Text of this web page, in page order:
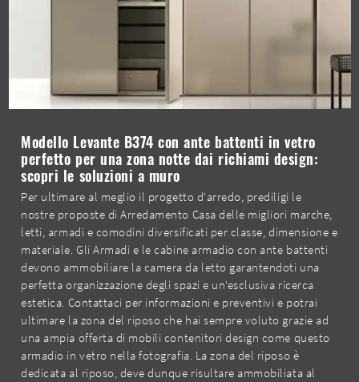
Modello Levante B374 con ante battenti in vetro
perfetto per una zona notte dai richiami design:
scopri le soluzioni a muro
Per ultimare al meglio il progetto d'arredo, prediligi le
nostre proposte di Arredamento Casa delle migliori marche,
letti, armadi e comodini diversificati per classe, dimensione e
materiale. Gli Armadi e le cabine armadio con ante battenti
devono ammobiliare la camera da letto garantendoti una
perfetta organizzazione degli spazi e un'esclusiva ricerca
estetica. Contattaci per informazioni e preventivi e potrai
ultimare la zona del riposo che hai sempre voluto grazie ad
una ampia offerta di mobili contenitori design come questo
armadio in vetro nella fotografia. La zona del riposo è
dedicata al riposo, deve dunque risultare ammobiliata al